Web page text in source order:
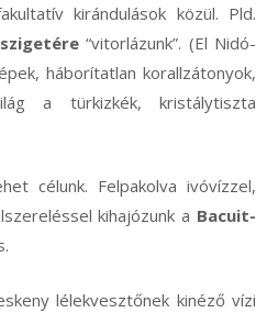
kirándulások közül. Pld.
“vitorlázunk”. (El Nidó-
háborítatlan korallzátonyok,
a türkizkék, kristálytiszta
célunk. Felpakolva ivóvízzel,
kihajózunk a Bacuit-
lélekvesztőnek kinéző vízi